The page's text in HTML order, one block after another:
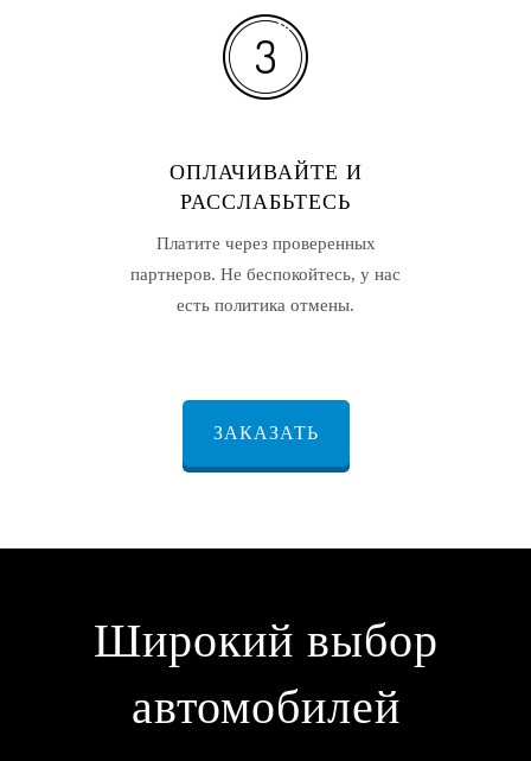
ОПЛАЧИВАЙТЕ И
РАССЛАБЬТЕСЬ
Платите через проверенных
партнеров. Не беспокойтесь, у нас
есть политика отмены.
ЗАКАЗАТЬ
Широкий выбор
автомобилей